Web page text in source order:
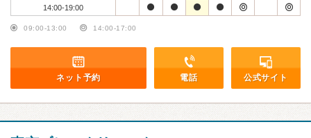
14:00-19:00
09:00-13:00 14:00-17:00
ネット予約 電話 公式サイト